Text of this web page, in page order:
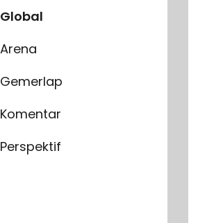
Global
Arena
Gemerlap
Komentar
Perspektif